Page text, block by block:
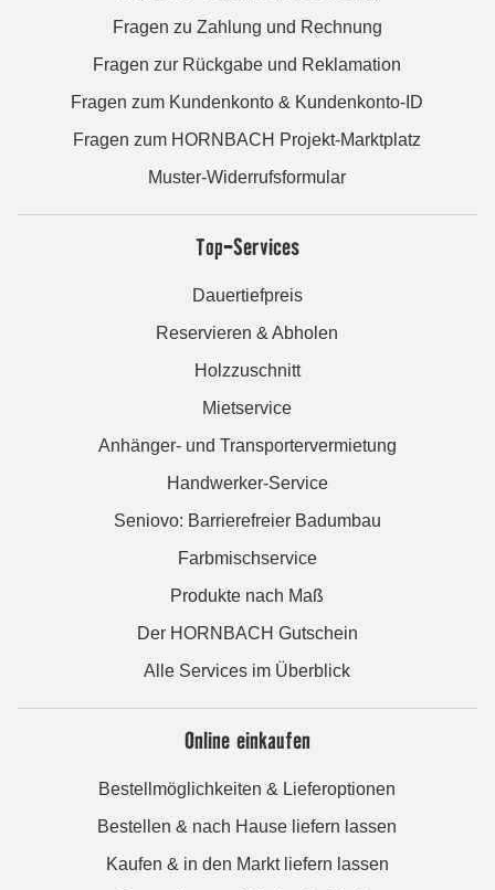
Fragen zu Zahlung und Rechnung
Fragen zur Rückgabe und Reklamation
Fragen zum Kundenkonto & Kundenkonto-ID
Fragen zum HORNBACH Projekt-Marktplatz
Muster-Widerrufsformular
Top-Services
Dauertiefpreis
Reservieren & Abholen
Holzzuschnitt
Mietservice
Anhänger- und Transportervermietung
Handwerker-Service
Seniovo: Barrierefreier Badumbau
Farbmischservice
Produkte nach Maß
Der HORNBACH Gutschein
Alle Services im Überblick
Online einkaufen
Bestellmöglichkeiten & Lieferoptionen
Bestellen & nach Hause liefern lassen
Kaufen & in den Markt liefern lassen